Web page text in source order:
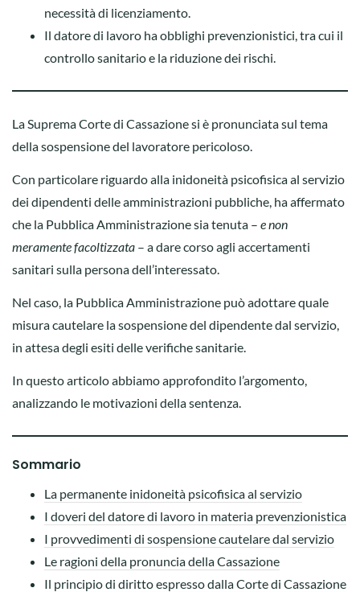
necessità di licenziamento.
Il datore di lavoro ha obblighi prevenzionistici, tra cui il
controllo sanitario e la riduzione dei rischi.
La Suprema Corte di Cassazione si è pronunciata sul tema
della sospensione del lavoratore pericoloso.
Con particolare riguardo alla inidoneità psicofisica al servizio
dei dipendenti delle amministrazioni pubbliche, ha affermato
che la Pubblica Amministrazione sia tenuta – e non
meramente facoltizzata – a dare corso agli accertamenti
sanitari sulla persona dell’interessato.
Nel caso, la Pubblica Amministrazione può adottare quale
misura cautelare la sospensione del dipendente dal servizio,
in attesa degli esiti delle verifiche sanitarie.
In questo articolo abbiamo approfondito l’argomento,
analizzando le motivazioni della sentenza.
Sommario
La permanente inidoneità psicofisica al servizio
I doveri del datore di lavoro in materia prevenzionistica
I provvedimenti di sospensione cautelare dal servizio
Le ragioni della pronuncia della Cassazione
Il principio di diritto espresso dalla Corte di Cassazione